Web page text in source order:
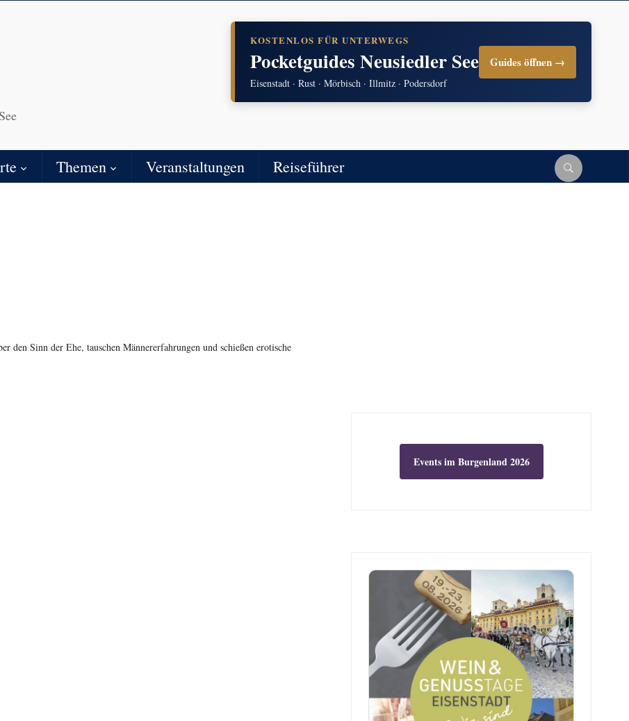
KOSTENLOS FÜR UNTERWEGS
Pocketguides Neusiedler See
Eisenstadt · Rust · Mörbisch · Illmitz · Podersdorf
Guides öffnen →
Themen Veranstaltungen Reiseführer
den Sinn der Ehe, tauschen Männererfahrungen und schießen erotische
Events im Burgenland 2026